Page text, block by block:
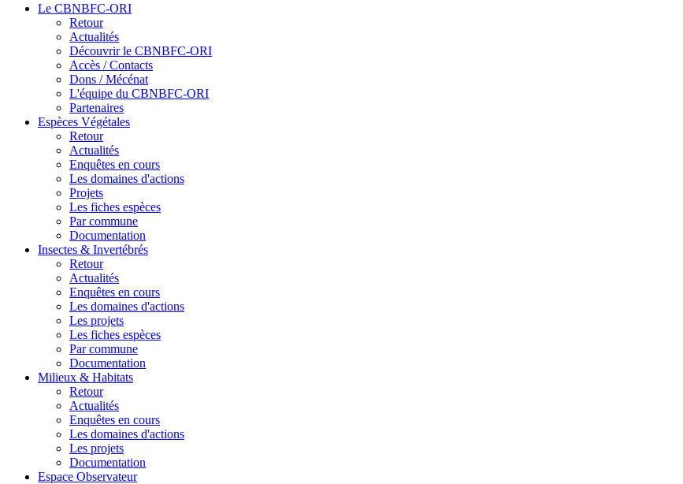
Le CBNBFC-ORI
Retour
Actualités
Découvrir le CBNBFC-ORI
Accès / Contacts
Dons / Mécénat
L'équipe du CBNBFC-ORI
Partenaires
Espèces Végétales
Retour
Actualités
Enquêtes en cours
Les domaines d'actions
Projets
Les fiches espèces
Par commune
Documentation
Insectes & Invertébrés
Retour
Actualités
Enquêtes en cours
Les domaines d'actions
Les projets
Les fiches espèces
Par commune
Documentation
Milieux & Habitats
Retour
Actualités
Enquêtes en cours
Les domaines d'actions
Les projets
Documentation
Espace Observateur